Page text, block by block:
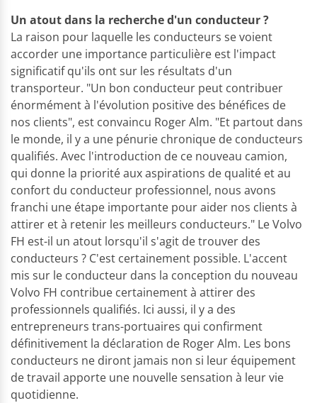
Un atout dans la recherche d'un conducteur ?
La raison pour laquelle les conducteurs se voient
accorder une importance particulière est l'impact
significatif qu'ils ont sur les résultats d'un
transporteur. "Un bon conducteur peut contribuer
énormément à l'évolution positive des bénéfices de
nos clients", est convaincu Roger Alm. "Et partout dans
le monde, il y a une pénurie chronique de conducteurs
qualifiés. Avec l'introduction de ce nouveau camion,
qui donne la priorité aux aspirations de qualité et au
confort du conducteur professionnel, nous avons
franchi une étape importante pour aider nos clients à
attirer et à retenir les meilleurs conducteurs." Le Volvo
FH est-il un atout lorsqu'il s'agit de trouver des
conducteurs ? C'est certainement possible. L'accent
mis sur le conducteur dans la conception du nouveau
Volvo FH contribue certainement à attirer des
professionnels qualifiés. Ici aussi, il y a des
entrepreneurs trans-portuaires qui confirment
définitivement la déclaration de Roger Alm. Les bons
conducteurs ne diront jamais non si leur équipement
de travail apporte une nouvelle sensation à leur vie
quotidienne.